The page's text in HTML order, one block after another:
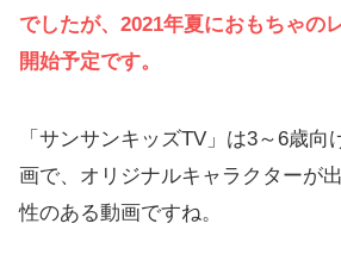
でしたが、2021年夏におもちゃの
開始予定です。
「サンサンキッズTV」は3～6歳向
画で、オリジナルキャラクターが
性のある動画ですね。